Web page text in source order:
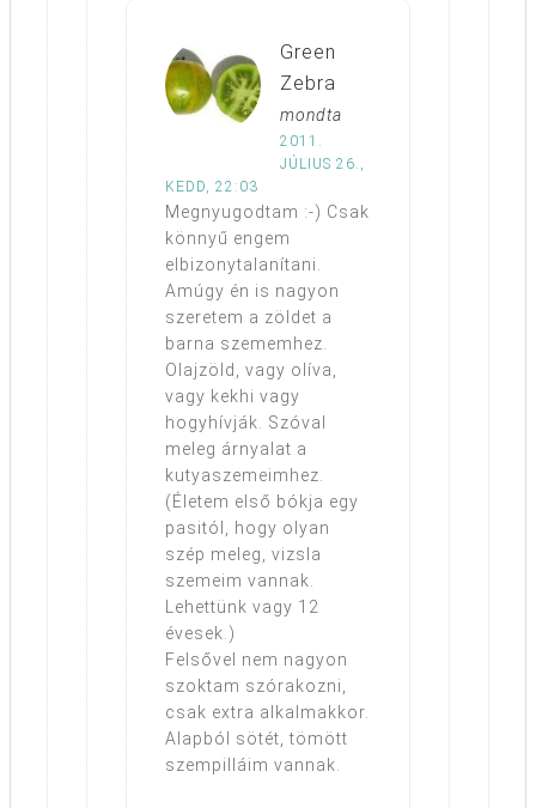
Green
Zebra
mondta
2011.
JÚLIUS 26.,
KEDD, 22:03
Megnyugodtam :-) Csak
könnyű engem
elbizonytalanítani.
Amúgy én is nagyon
szeretem a zöldet a
barna szememhez.
Olajzöld, vagy olíva,
vagy kekhi vagy
hogyhívják. Szóval
meleg árnyalat a
kutyaszemeimhez.
(Életem első bókja egy
pasitól, hogy olyan
szép meleg, vizsla
szemeim vannak.
Lehettünk vagy 12
évesek.)
Felsővel nem nagyon
szoktam szórakozni,
csak extra alkalmakkor.
Alapból sötét, tömött
szempilláim vannak.